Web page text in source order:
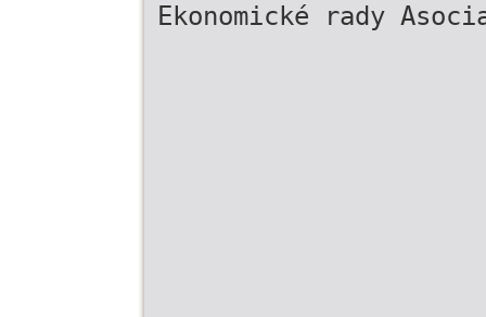
Ekonomické rady